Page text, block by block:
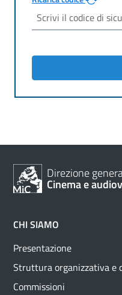
Direzione
Cinema e
CHI SIAMO
Presentazione
Struttura organizzativa e
Commissioni